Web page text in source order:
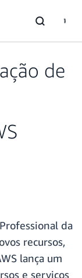
de
da
recursos,
lança um
e serviços